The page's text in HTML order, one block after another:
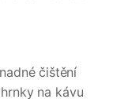
čištění
na kávu